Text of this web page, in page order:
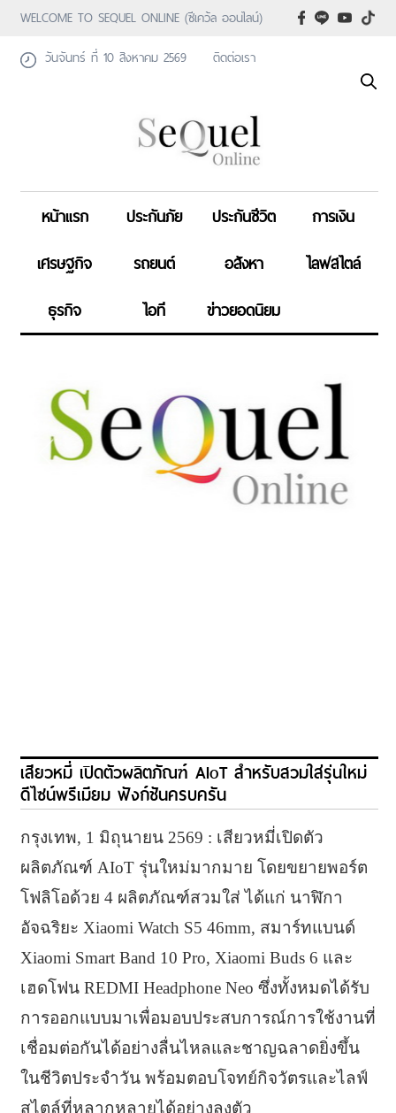
WELCOME TO SEQUEL ONLINE (ซีเคว้ล ออนไลน์)
วันจันทร์ ที่ 10 สิงหาคม 2569
ติดต่อเรา
หน้าแรก ประกันภัย ประกันชีวิต
การเงิน
เศรษฐกิจ
รถยนต์ อสังหา
ไลฟสไตล์
ธุรกิจ
ไอที ข่าวยอดนิยม
เสียวหมี่ เปิดตัวผลิตภัณฑ์ AIoT สำหรับสวมใส่รุ่นใหม่
ดีไซน์พรีเมียม ฟังก์ชันครบครัน
กรุงเทพ, 1 มิถุนายน 2569 : เสียวหมี่เปิดตัว
ผลิตภัณฑ์ AIoT รุ่นใหม่มากมาย โดยขยายพอร์ต
โฟลิโอด้วย 4 ผลิตภัณฑ์สวมใส่ ได้แก่ นาฬิกา
อัจฉริยะ Xiaomi Watch S5 46mm, สมาร์ทแบนด์
Xiaomi Smart Band 10 Pro, Xiaomi Buds 6 และ
เฮดโฟน REDMI Headphone Neo ซึ่งทั้งหมดได้รับ
การออกแบบมาเพื่อมอบประสบการณ์การใช้งานที่
เชื่อมต่อกันได้อย่างลื่นไหลและชาญฉลาดยิ่งขึ้น
ในชีวิตประจำวัน พร้อมตอบโจทย์กิจวัตรและไลฟ์
สไตล์ที่หลากหลายได้อย่างลงตัว